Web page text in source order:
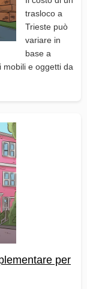
trasloco a
Trieste può
variare in
base a
mobili e oggetti da
per